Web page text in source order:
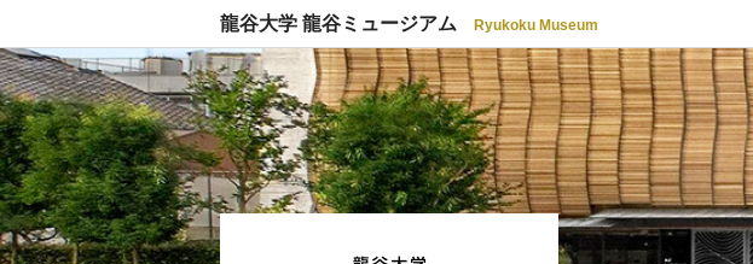
龍谷大学 龍谷ミュージアム Ryukoku Museum